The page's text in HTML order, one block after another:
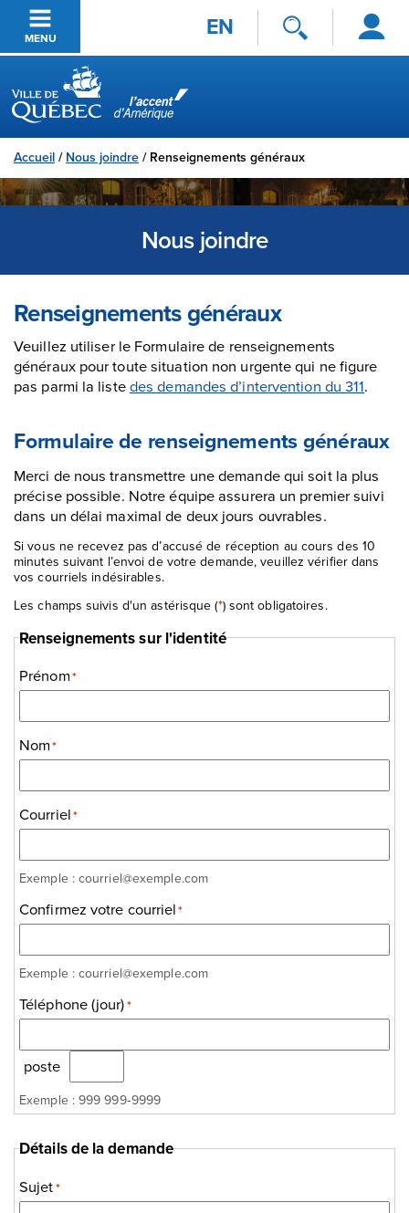
Passer au contenu principal
MENU EN
Se
connecter
Ville de Québec
Accueil / Nous joindre / Renseignements généraux
Nous joindre
Renseignements généraux
Veuillez utiliser le Formulaire de renseignements
généraux pour toute situation non urgente qui ne figure
pas parmi la listedes demandes d’intervention du 311.
Formulaire de renseignements généraux
Merci de nous transmettre une demande qui soit la plus
précise possible. Notre équipe assurera un premier suivi
dans un délai maximal de deux jours ouvrables.
Si vous ne recevez pas d’accusé de réception au cours des 10
minutes suivant l’envoi de votre demande, veuillez vérifier dans
vos courriels indésirables.
Les champs suivis d'un astérisque (*) sont obligatoires.
Renseignements sur l'identité
Prénom*
Nom*
Courriel*
Exemple : courriel@exemple.com
Confirmez votre courriel*
Exemple : courriel@exemple.com
Téléphone (jour)*
poste
Exemple : 999 999‑9999
Détails de la demande
Sujet*